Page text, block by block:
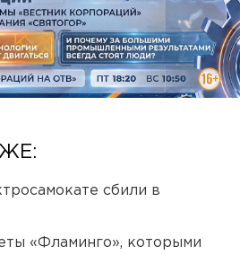
сбили в
«Фламинго», которыми